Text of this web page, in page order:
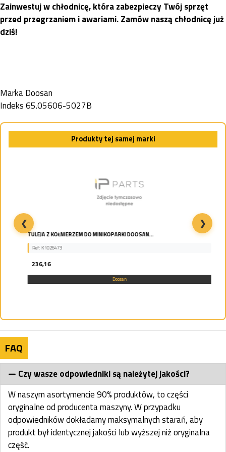
Zainwestuj w chłodnicę, która zabezpieczy Twój sprzęt
przed przegrzaniem i awariami. Zamów naszą chłodnicę już
dziś!
MarkaDoosan
Indeks65.05606-5027B
Produkty tej samej marki
TULEJA Z KOŁNIERZEM DO MINIKOPARKI DOOSAN...
Ref: K1026473
236,16
Doosan
❮ ❯
FAQ
Czy wasze odpowiedniki są należytej jakości?
W naszym asortymencie 90% produktów, to części
oryginalne od producenta maszyny. W przypadku
odpowiedników dokładamy maksymalnych starań, aby
produkt był identycznej jakości lub wyższej niż oryginalna
część.